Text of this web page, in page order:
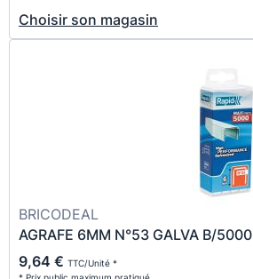
Choisir son magasin
BRICODEAL
AGRAFE 6MM N°53 GALVA B/5000
9,64 € TTC/Unité *